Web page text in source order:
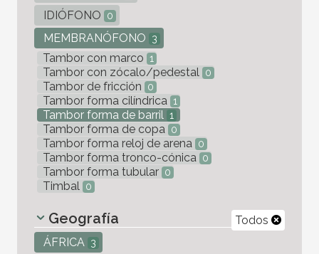
IDIÓFONO 0
MEMBRANÓFONO 3
Tambor con marco 1
Tambor con zócalo/pedestal 0
Tambor de fricción 0
Tambor forma cilíndrica 1
Tambor forma de barril 1
Tambor forma de copa 0
Tambor forma reloj de arena 0
Tambor forma tronco-cónica 0
Tambor forma tubular 0
Timbal 0
Todos
Geografía
ÁFRICA 3